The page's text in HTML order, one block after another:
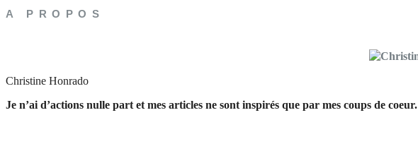
A PROPOS
Christine Honrado
Je n’ai d’actions nulle part et mes articles ne sont inspirés que par mes coups de coeur.